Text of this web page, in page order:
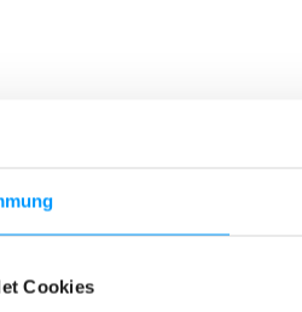
Cookies